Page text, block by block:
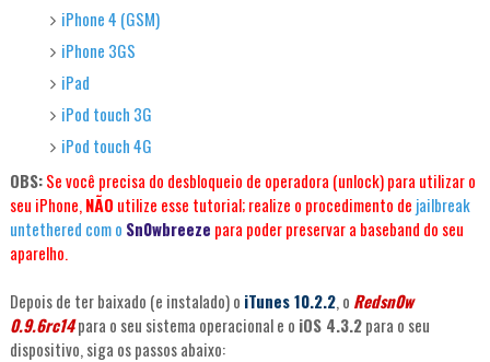
iPhone 4 (GSM)
iPhone 3GS
iPad
iPod touch 3G
iPod touch 4G
OBS:Se você precisa do desbloqueio de operadora (unlock) para utilizar o
seu iPhone,NÃO utilize esse tutorial; realize o procedimento de jailbreak
untethered com o Sn0wbreeze para poder preservar a baseband do seu
aparelho.
Depois de ter baixado (e instalado) o iTunes 10.2.2, o Redsn0w
0.9.6rc14para o seu sistema operacional e o iOS 4.3.2para o seu
dispositivo, siga os passos abaixo: